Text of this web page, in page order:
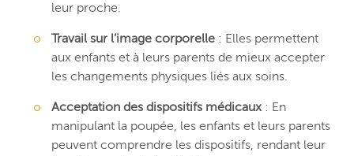
leur proche.
Travail sur l’image corporelle : Elles permettent
aux enfants et à leurs parents de mieux accepter
les changements physiques liés aux soins.
Acceptation des dispositifs médicaux : En
manipulant la poupée, les enfants et leurs parents
peuvent comprendre les dispositifs, rendant leur